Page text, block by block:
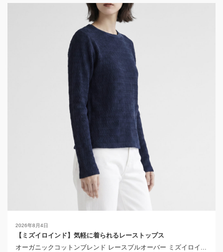
2026年8月4日
【ミズイロインド】気軽に着られるレーストップス
オーガニックコットンブレンド レースプルオーバー ミズイロイ...